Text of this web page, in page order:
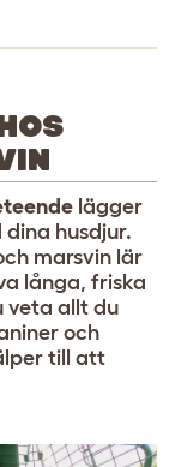
lägger
husdjur.
marsvin lär
långa, friska
veta allt du
och
till att